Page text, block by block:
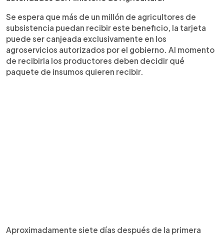
Se espera que más de un millón de agricultores de
subsistencia puedan recibir este beneficio, la tarjeta
puede ser canjeada exclusivamente en los
agroservicios autorizados por el gobierno. Al momento
de recibirla los productores deben decidir qué
paquete de insumos quieren recibir.
Aproximadamente siete días después de la primera